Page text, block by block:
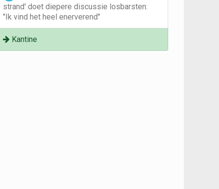
strand' doet diepere discussie losbarsten:
"Ik vind het heel enerverend"
Kantine